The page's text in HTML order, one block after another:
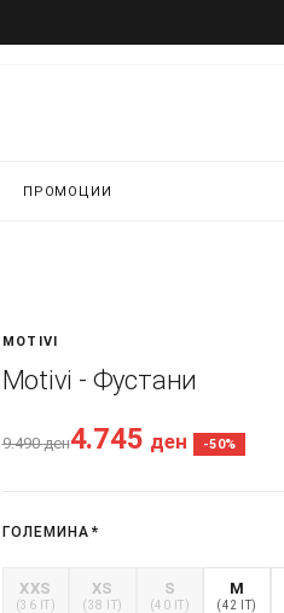
ПРОМОЦИИ
MOTIVI
Motivi - Фустани
9.490ден4.745 ден -50%
ГОЛЕМИНА *
XXS
(36 IT)
XS
(38 IT)
S
(40 IT)
M
(42 IT)